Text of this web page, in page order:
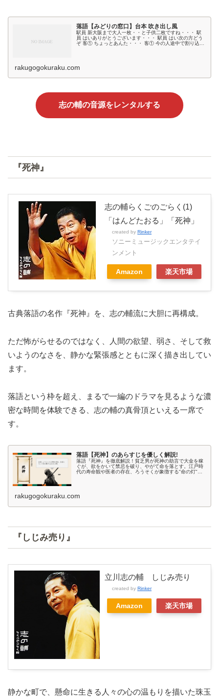
落語【みどりの窓口】台本 吹き出し風
駅員 新大阪まで大人一枚・・と子供二枚ですね・・・ 駅
員 はいありがとうございます・・・ 駅員 はい次の方どう
ぞ 客① ちょっとあんた・・・ 客① 今の人途中で割り込ん
rakugogokuraku.com
志の輔の音源をレンタルする
『死神』
志の輔らくごのごらく(1)
「はんどたおる」「死神」
created by Rinker
ソニーミュージックエンタテイ
ンメント
Amazon 楽天市場
古典落語の名作『死神』を、志の輔流に大胆に再構成。
ただ怖がらせるのではなく、人間の欲望、弱さ、そして救
いようのなさを、静かな緊張感とともに深く描き出してい
ます。
落語という枠を超え、まるで一編のドラマを見るような濃
密な時間を体験できる、志の輔の真骨頂といえる一席で
す。
落語【死神】のあらすじを優しく解説!
落語『死神』を徹底解説！貧乏男が死神の助言で大金を稼
ぐが、欲をかいて禁忌を破り、やがて命を落とす。江戸時
代の寿命観や医者の存在、ろうそくが象徴する"命の灯"の
rakugogokuraku.com
『しじみ売り』
立川志の輔 しじみ売り
created by Rinker
Amazon 楽天市場
静かな町で、懸命に生きる人々の心の温もりを描いた珠玉